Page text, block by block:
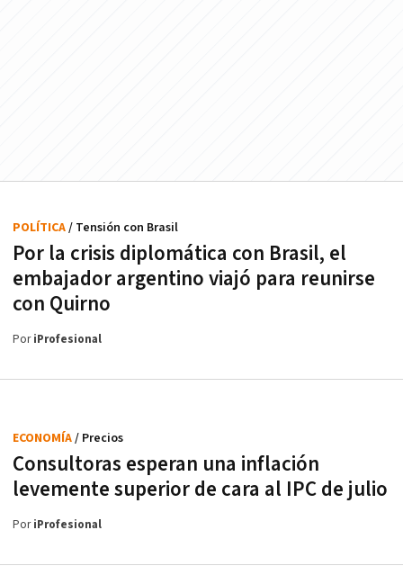
Por la crisis diplomática con Brasil, el
embajador argentino viajó para reunirse
con Quirno
POLÍTICA/ Tensión con Brasil
PoriProfesional
Consultoras esperan una inflación
levemente superior de cara al IPC de julio
ECONOMÍA/ Precios
PoriProfesional